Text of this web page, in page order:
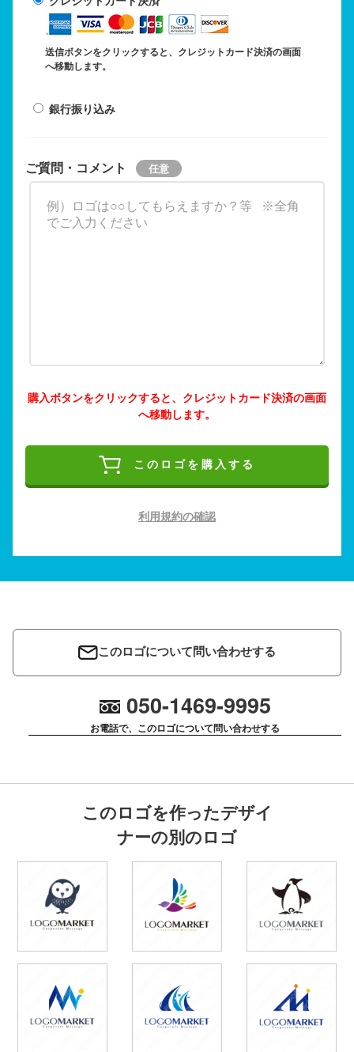
送信ボタンをクリックすると、クレジットカード決済の画面
へ移動します。
銀行振り込み
ご質問・コメント
購入ボタンをクリックすると、クレジットカード決済の画面
へ移動します。
このロゴを購入する
利用規約の確認
このロゴについて問い合わせする
050-1469-9995
お電話で、このロゴについて問い合わせする
このロゴを作ったデザイ
ナーの別のロゴ